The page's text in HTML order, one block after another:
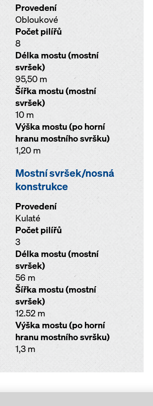
Provedení
Obloukové
Počet pilířů
8
Délka mostu (mostní
svršek)
95,50 m
Šířka mostu (mostní
svršek)
10 m
Výška mostu (po horní
hranu mostního svršku)
1,20 m
Mostní svršek/nosná
konstrukce
Provedení
Kulaté
Počet pilířů
3
Délka mostu (mostní
svršek)
56 m
Šířka mostu (mostní
svršek)
12.52 m
Výška mostu (po horní
hranu mostního svršku)
1,3 m